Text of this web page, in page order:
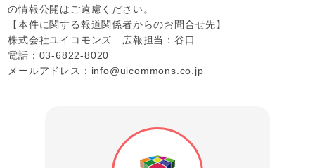
の情報公開はご遠慮ください。
【本件に関する報道関係者からのお問合せ先】
株式会社ユイコモンズ 広報担当：谷口
電話：03-6822-8020
メールアドレス：info@uicommons.co.jp